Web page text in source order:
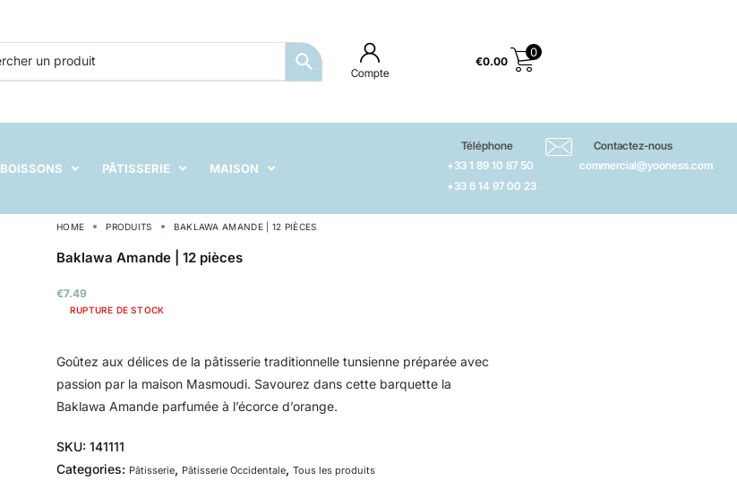
Compte
€0.00
0
BOISSONS PÂTISSERIE MAISON
Téléphone
+33 1 89 10 87 50
+33 6 14 97 00 23
Contactez-nous
commercial@yooness.com
HOME PRODUITS BAKLAWA AMANDE | 12 PIÈCES
Baklawa Amande | 12 pièces
€7.49
RUPTURE DE STOCK
Goûtez aux délices de la pâtisserie traditionnelle tunsienne préparée avec
passion par la maison Masmoudi. Savourez dans cette barquette la
Baklawa Amande parfumée à l’écorce d’orange.
SKU: 141111
Categories: Pâtisserie, Pâtisserie Occidentale, Tous les produits